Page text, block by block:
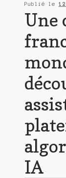
Publié le
Une
IA